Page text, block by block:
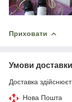
Приховати
Умови доставки
Доставка
Нова Пошта